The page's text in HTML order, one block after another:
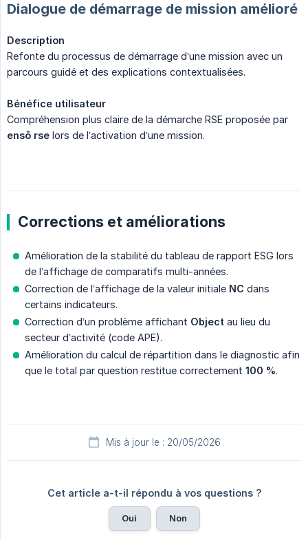
Dialogue de démarrage de mission amélioré
Description
Refonte du processus de démarrage d’une mission avec un
parcours guidé et des explications contextualisées.
Bénéfice utilisateur
Compréhension plus claire de la démarche RSE proposée par
ensō rse lors de l’activation d’une mission.
Corrections et améliorations
Amélioration de la stabilité du tableau de rapport ESG lors
de l’affichage de comparatifs multi-années.
Correction de l’affichage de la valeur initiale NC dans
certains indicateurs.
Correction d’un problème affichant Object au lieu du
secteur d’activité (code APE).
Amélioration du calcul de répartition dans le diagnostic afin
que le total par question restitue correctement 100 %.
Mis à jour le : 20/05/2026
Cet article a-t-il répondu à vos questions ?
Oui Non